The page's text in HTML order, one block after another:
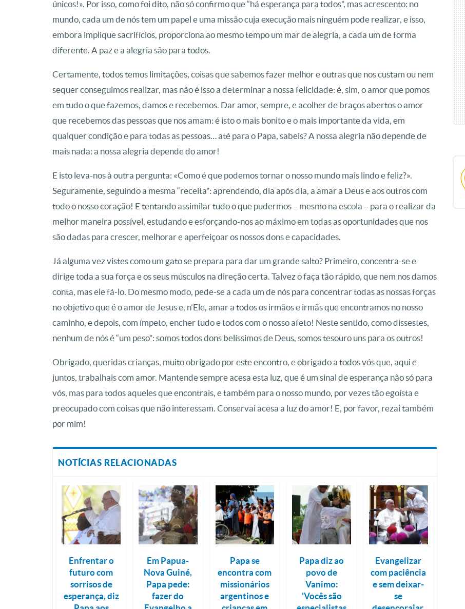
únicos!». Por isso, como foi dito, não só confirmo que “há esperança para todos”, mas acrescento: no
mundo, cada um de nós tem um papel e uma missão cuja execução mais ninguém pode realizar, e isso,
embora implique sacrifícios, proporciona ao mesmo tempo um mar de alegria, a cada um de forma
diferente. A paz e a alegria são para todos.
Certamente, todos temos limitações, coisas que sabemos fazer melhor e outras que nos custam ou nem
sequer conseguimos realizar, mas não é isso a determinar a nossa felicidade: é, sim, o amor que pomos
em tudo o que fazemos, damos e recebemos. Dar amor, sempre, e acolher de braços abertos o amor
que recebemos das pessoas que nos amam: é isto o mais bonito e o mais importante da vida, em
qualquer condição e para todas as pessoas… até para o Papa, sabeis? A nossa alegria não depende de
mais nada: a nossa alegria depende do amor!
E isto leva-nos à outra pergunta: «Como é que podemos tornar o nosso mundo mais lindo e feliz?».
Seguramente, seguindo a mesma “receita”: aprendendo, dia após dia, a amar a Deus e aos outros com
todo o nosso coração! E tentando assimilar tudo o que pudermos – mesmo na escola – para o realizar da
melhor maneira possível, estudando e esforçando-nos ao máximo em todas as oportunidades que nos
são dadas para crescer, melhorar e aperfeiçoar os nossos dons e capacidades.
Já alguma vez vistes como um gato se prepara para dar um grande salto? Primeiro, concentra-se e
dirige toda a sua força e os seus músculos na direção certa. Talvez o faça tão rápido, que nem nos damos
conta, mas ele fá-lo. Do mesmo modo, pede-se a cada um de nós para concentrar todas as nossas forças
no objetivo que é o amor de Jesus e, n’Ele, amar a todos os irmãos e irmãs que encontramos no nosso
caminho, e depois, com ímpeto, encher tudo e todos com o nosso afeto! Neste sentido, como dissestes,
nenhum de nós é “um peso”: somos todos dons belíssimos de Deus, somos tesouro uns para os outros!
Obrigado, queridas crianças, muito obrigado por este encontro, e obrigado a todos vós que, aqui e
juntos, trabalhais com amor. Mantende sempre acesa esta luz, que é um sinal de esperança não só para
vós, mas para todos aqueles que encontrais, e também para o nosso mundo, por vezes tão egoísta e
preocupado com coisas que não interessam. Conservai acesa a luz do amor! E, por favor, rezai também
por mim!
NOTÍCIAS RELACIONADAS
Enfrentar o
futuro com
sorrisos de
esperança, diz
Em Papua-
Nova Guiné,
Papa pede:
fazer do
Papa se
encontra com
missionários
argentinos e
Papa diz ao
povo de
Vanimo:
'Vocês são
Evangelizar
com paciência
e sem deixar-
se